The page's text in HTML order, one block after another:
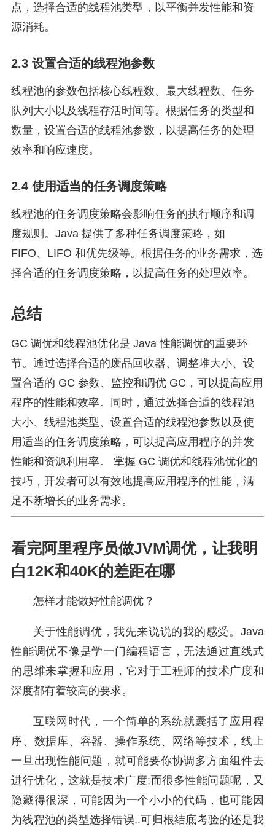
点，选择合适的线程池类型，以平衡并发性能和资
源消耗。
2.3 设置合适的线程池参数
线程池的参数包括核心线程数、最大线程数、任务
队列大小以及线程存活时间等。根据任务的类型和
数量，设置合适的线程池参数，以提高任务的处理
效率和响应速度。
2.4 使用适当的任务调度策略
线程池的任务调度策略会影响任务的执行顺序和调
度规则。Java 提供了多种任务调度策略，如
FIFO、LIFO 和优先级等。根据任务的业务需求，选
择合适的任务调度策略，以提高任务的处理效率。
总结
GC 调优和线程池优化是 Java 性能调优的重要环
节。通过选择合适的废品回收器、调整堆大小、设
置合适的 GC 参数、监控和调优 GC，可以提高应用
程序的性能和效率。同时，通过选择合适的线程池
大小、线程池类型、设置合适的线程池参数以及使
用适当的任务调度策略，可以提高应用程序的并发
性能和资源利用率。 掌握 GC 调优和线程池优化的
技巧，开发者可以有效地提高应用程序的性能，满
足不断增长的业务需求。
看完阿里程序员做JVM调优，让我明
白12K和40K的差距在哪
怎样才能做好性能调优？
关于性能调优，我先来说说的我的感受。Java
性能调优不像是学一门编程语言，无法通过直线式
的思维来掌握和应用，它对于工程师的技术广度和
深度都有着较高的要求。
互联网时代，一个简单的系统就囊括了应用程
序、数据库、容器、操作系统、网络等技术，线上
一旦出现性能问题，就可能要你协调多方面组件去
进行优化，这就是技术广度;而很多性能问题呢，又
隐藏得很深，可能因为一个小小的代码，也可能因
为线程池的类型选择错误..可归根结底考验的还是我